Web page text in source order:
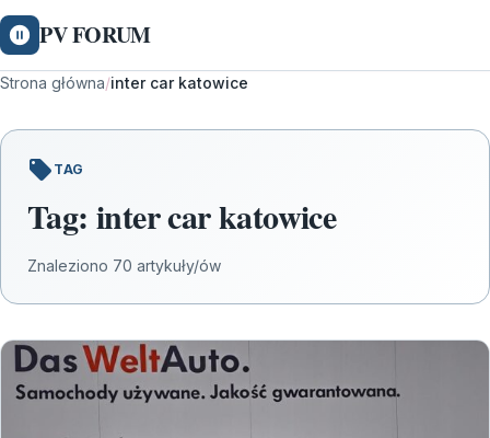
PV FORUM
Strona główna/inter car katowice
TAG
Tag: inter car katowice
Znaleziono 70 artykuły/ów